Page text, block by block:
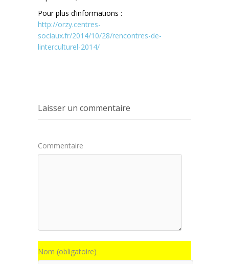
Pour plus d’informations :
http://orzy.centres-
sociaux.fr/2014/10/28/rencontres-de-
linterculturel-2014/
Laisser un commentaire
Commentaire
Nom (obligatoire)